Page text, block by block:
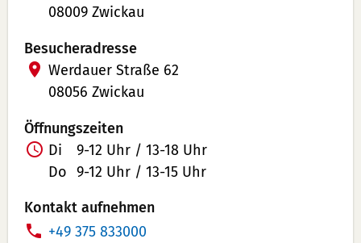
08009 Zwickau
Besucheradresse
Werdauer Straße 62
08056 Zwickau
Öffnungszeiten
Di
9-12 Uhr / 13-18 Uhr
Do 9-12 Uhr / 13-15 Uhr
Kontakt aufnehmen
T
+49 375 833000